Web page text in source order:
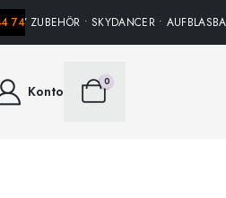
ZUBEHÖR • SKYDANCER •
74
Konto
0